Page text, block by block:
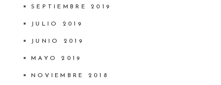
SEPTIEMBRE 2019
JULIO 2019
JUNIO 2019
MAYO 2019
NOVIEMBRE 2018